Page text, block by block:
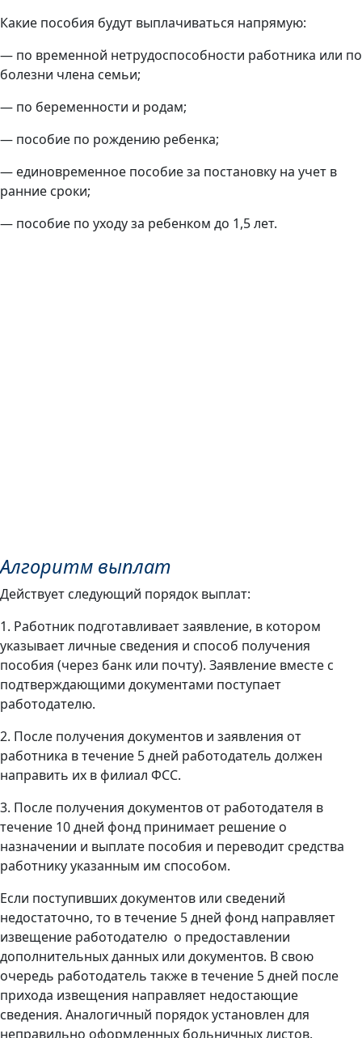
Какие пособия будут выплачиваться напрямую:
— по временной нетрудоспособности работника или по
болезни члена семьи;
— по беременности и родам;
— пособие по рождению ребенка;
— единовременное пособие за постановку на учет в
ранние сроки;
— пособие по уходу за ребенком до 1,5 лет.
Алгоритм выплат
Действует следующий порядок выплат:
1. Работник подготавливает заявление, в котором
указывает личные сведения и способ получения
пособия (через банк или почту). Заявление вместе с
подтверждающими документами поступает
работодателю.
2. После получения документов и заявления от
работника в течение 5 дней работодатель должен
направить их в филиал ФСС.
3. После получения документов от работодателя в
течение 10 дней фонд принимает решение о
назначении и выплате пособия и переводит средства
работнику указанным им способом.
Если поступивших документов или сведений
недостаточно, то в течение 5 дней фонд направляет
извещение работодателю о предоставлении
дополнительных данных или документов. В свою
очередь работодатель также в течение 5 дней после
прихода извещения направляет недостающие
сведения. Аналогичный порядок установлен для
неправильно оформленных больничных листов.